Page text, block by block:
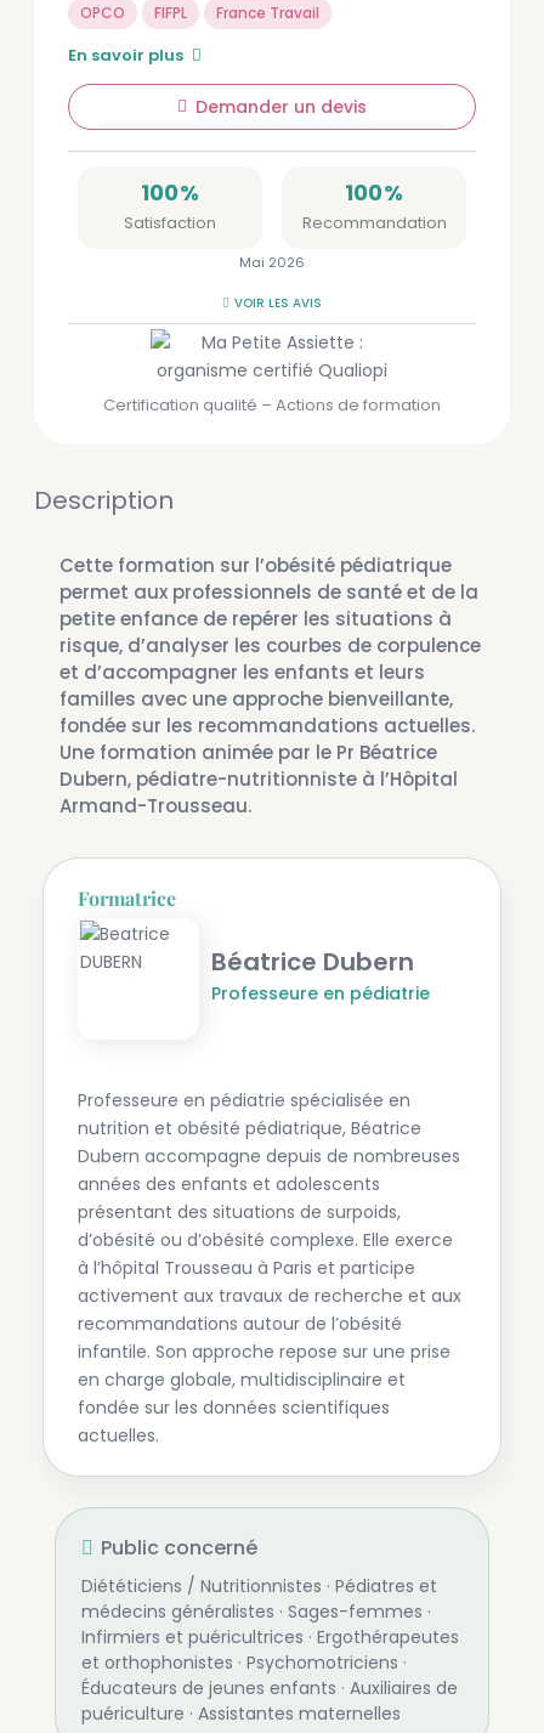
Description
Cette formation sur l’obésité pédiatrique
permet aux professionnels de santé et de la
petite enfance de repérer les situations à
risque, d’analyser les courbes de corpulence
et d’accompagner les enfants et leurs
familles avec une approche bienveillante,
fondée sur les recommandations actuelles.
Une formation animée par le Pr Béatrice
Dubern, pédiatre-nutritionniste à l’Hôpital
Armand-Trousseau.
Formatrice
Béatrice Dubern
Professeure en pédiatrie
Professeure en pédiatrie spécialisée en
nutrition et obésité pédiatrique, Béatrice
Dubern accompagne depuis de nombreuses
années des enfants et adolescents
présentant des situations de surpoids,
d’obésité ou d’obésité complexe. Elle exerce
à l’hôpital Trousseau à Paris et participe
activement aux travaux de recherche et aux
recommandations autour de l’obésité
infantile. Son approche repose sur une prise
en charge globale, multidisciplinaire et
fondée sur les données scientifiques
actuelles.
Public concerné
Diététiciens / Nutritionnistes · Pédiatres et
médecins généralistes · Sages-femmes ·
Infirmiers et puéricultrices · Ergothérapeutes
et orthophonistes · Psychomotriciens ·
Éducateurs de jeunes enfants · Auxiliaires de
puériculture · Assistantes maternelles
OPCO FIFPL France Travail
En savoir plus
Demander un devis
100%
Satisfaction
100%
Recommandation
Mai 2026
VOIR LES AVIS
Certification qualité – Actions de formation